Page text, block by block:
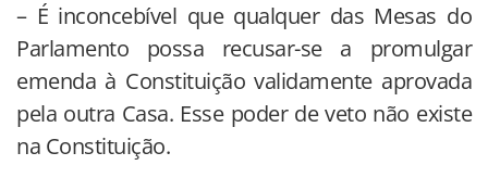
– É inconcebível que qualquer das Mesas do
Parlamento possa recusar-se a promulgar
emenda à Constituição validamente aprovada
pela outra Casa. Esse poder de veto não existe
na Constituição.